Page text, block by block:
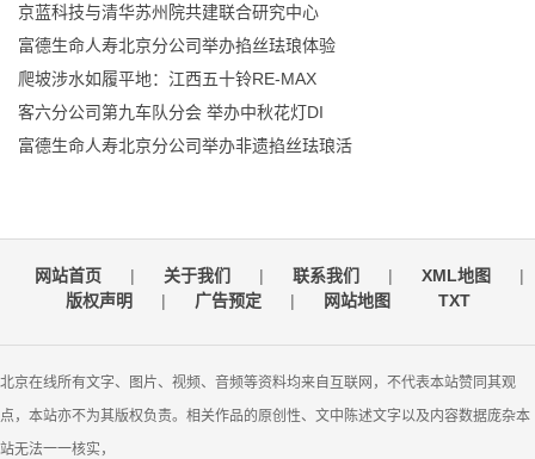
京蓝科技与清华苏州院共建联合研究中心
​富德生命人寿北京分公司举办掐丝珐琅体验
爬坡涉水如履平地：江西五十铃RE-MAX
客六分公司第九车队分会 举办中秋花灯DI
富德生命人寿北京分公司举办非遗掐丝珐琅活
网站首页 | 关于我们 | 联系我们 | XML地图
|
版权声明
| 广告预定 | 网站地图 TXT
北京在线所有文字、图片、视频、音频等资料均来自互联网，不代表本站赞同其观
点，本站亦不为其版权负责。相关作品的原创性、文中陈述文字以及内容数据庞杂本
站无法一一核实，